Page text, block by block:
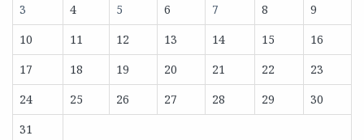
3
4 5 6 7 8
9
10
11 12 13 14 15
16
17
18 19 20 21 22
23
24
25 26 27 28 29
30
31